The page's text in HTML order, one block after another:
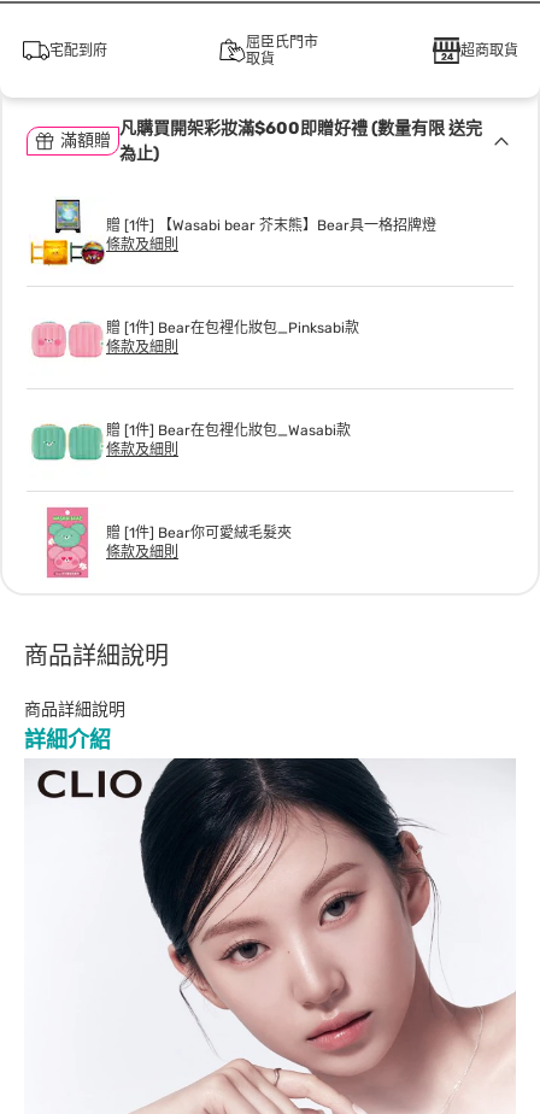
宅配到府
屈臣氏門市
取貨
超商取貨
滿額贈
凡購買開架彩妝滿$600即贈好禮 (數量有限 送完
為止)
贈 [1件] 【Wasabi bear 芥末熊】Bear具一格招牌燈
條款及細則
贈 [1件] Bear在包裡化妝包_Pinksabi款
條款及細則
贈 [1件] Bear在包裡化妝包_Wasabi款
條款及細則
贈 [1件] Bear你可愛絨毛髮夾
條款及細則
商品詳細說明
商品詳細說明
詳細介紹